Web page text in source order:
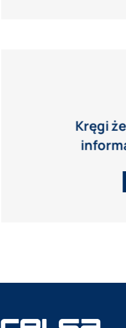
Kręgi